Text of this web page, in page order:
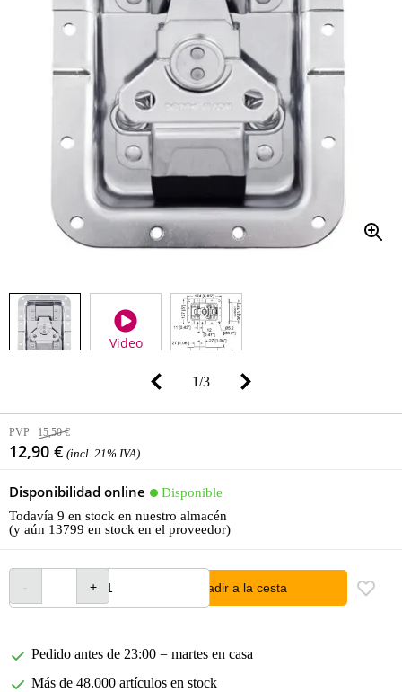
Video
1/3
PVP 15,50 €
12,90 € (incl. 21% IVA)
Disponibilidad online
Disponible
Todavía 9 en stock en nuestro almacén
(y aún 13799 en stock en el proveedor)
añadir a la cesta
Pedido antes de 23:00 = martes en casa
Más de 48.000 artículos en stock